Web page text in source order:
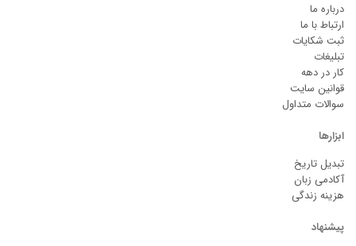
درباره ما
ارتباط با ما
ثبت شکایات
تبلیغات
کار در دهه
قوانین سایت
سوالات متداول
ابزارها
تبدیل تاریخ
آکادمی زبان
هزینه زندگی
پیشنهاد